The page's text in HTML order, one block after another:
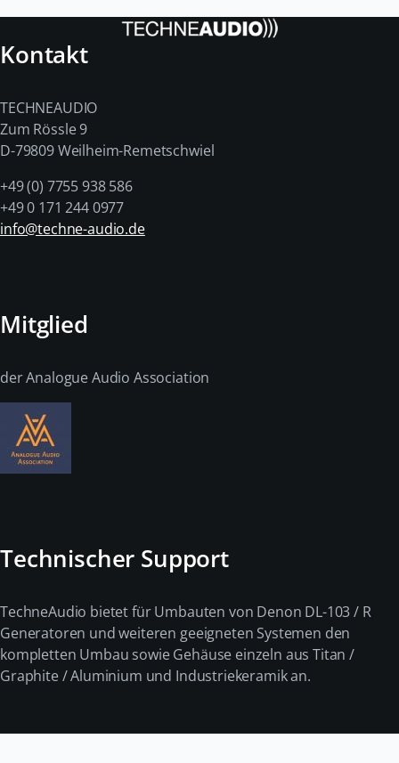
Kontakt
TECHNEAUDIO
Zum Rössle 9
D-79809 Weilheim-Remetschwiel
+49 (0) 7755 938 586
+49 0 171 244 0977
info@techne-audio.de
Mitglied
der Analogue Audio Association
Technischer Support
TechneAudio bietet für Umbauten von Denon DL-103 / R
Generatoren und weiteren geeigneten Systemen den
kompletten Umbau sowie Gehäuse einzeln aus Titan /
Graphite / Aluminium und Industriekeramik an.